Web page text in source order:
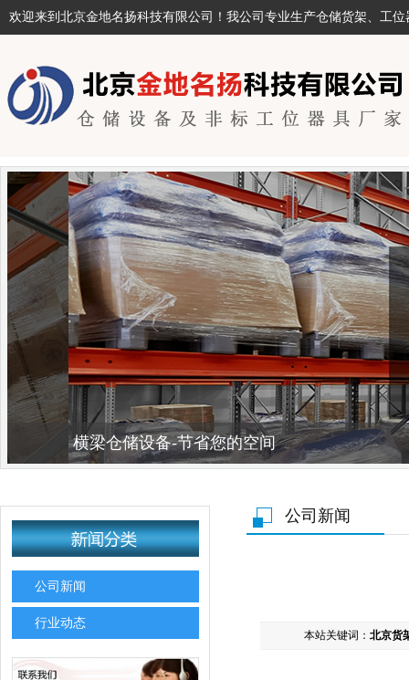
欢迎来到北京金地名扬科技有限公司！我公司专业生产仓储货架、工位
横梁仓储设备-节省您的空间
公司新闻
行业动态
公司新闻
本站关键词： 北京货